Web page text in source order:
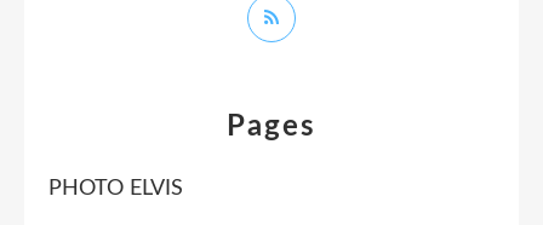
Pages
PHOTO ELVIS